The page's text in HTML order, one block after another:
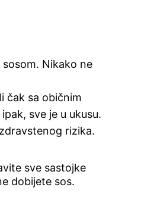
Nikako ne
čak sa običnim
sve je u ukusu.
rizika.
sve sastojke
dobijete sos.